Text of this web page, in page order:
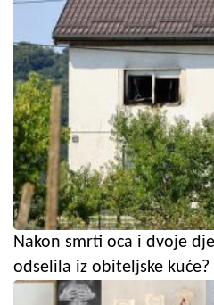
Nakon smrti oca i dvoje
odselila iz obiteljske kuće?